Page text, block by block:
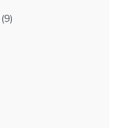
(9)